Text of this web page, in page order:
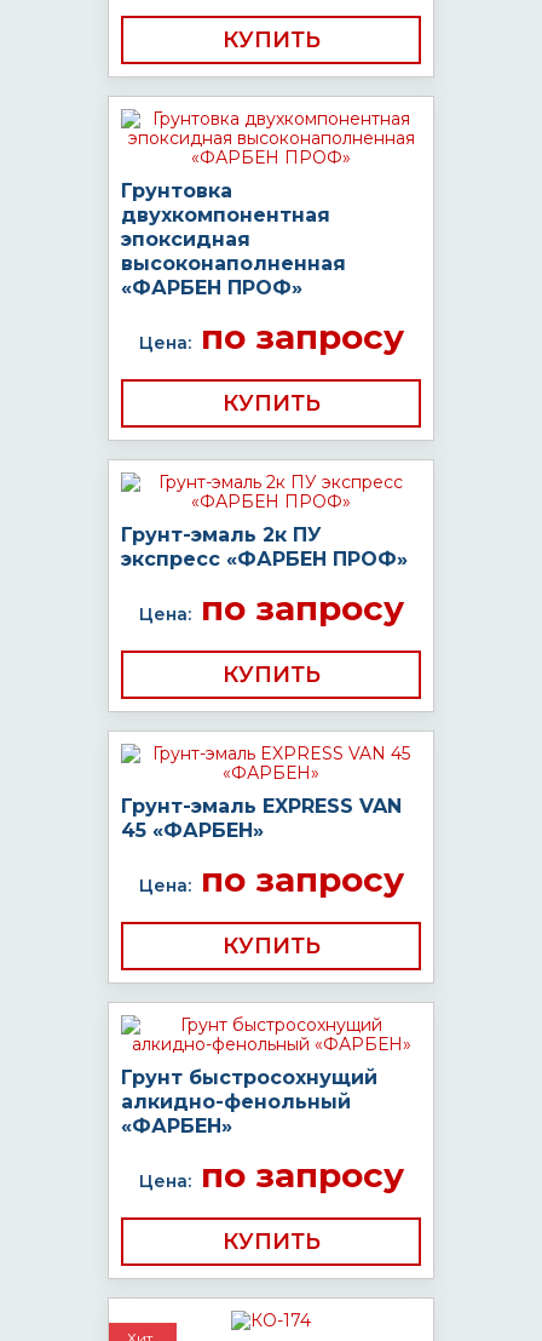
КУПИТЬ
Грунтовка
двухкомпонентная
эпоксидная
высоконаполненная
«ФАРБЕН ПРОФ»
Цена:по запросу
КУПИТЬ
Грунт-эмаль 2к ПУ
экспресс «ФАРБЕН ПРОФ»
Цена:по запросу
КУПИТЬ
Грунт-эмаль EXPRESS VAN
45 «ФАРБЕН»
Цена:по запросу
КУПИТЬ
Грунт быстросохнущий
алкидно-фенольный
«ФАРБЕН»
Цена:по запросу
КУПИТЬ